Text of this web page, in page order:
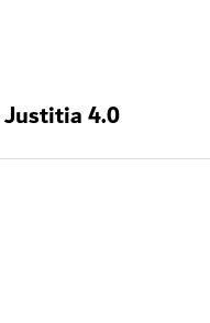
Justitia 4.0